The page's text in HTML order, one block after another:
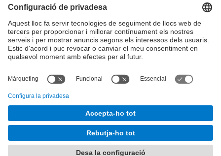
José Luís Grande
Tel. 93 4137194
jose.luis.grande@upc.edu
Formulari de contacte
Desenvolupat amb